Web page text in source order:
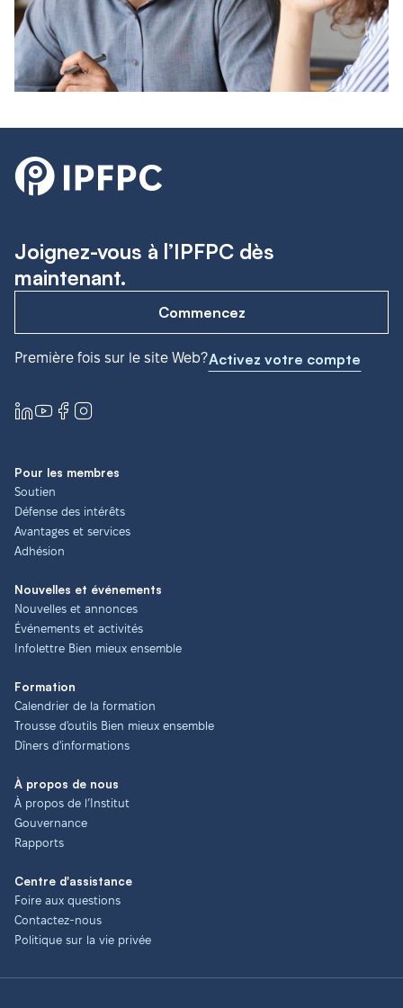
Joignez-vous à l’IPFPC dès
maintenant.
Commencez
Première fois sur le site Web?Activez votre compte
Pour les membres
Soutien
Défense des intérêts
Avantages et services
Adhésion
Nouvelles et événements
Nouvelles et annonces
Événements et activités
Infolettre Bien mieux ensemble
Formation
Calendrier de la formation
Trousse d'outils Bien mieux ensemble
Dîners d'informations
À propos de nous
À propos de l’Institut
Gouvernance
Rapports
Centre d'assistance
Foire aux questions
Contactez-nous
Politique sur la vie privée